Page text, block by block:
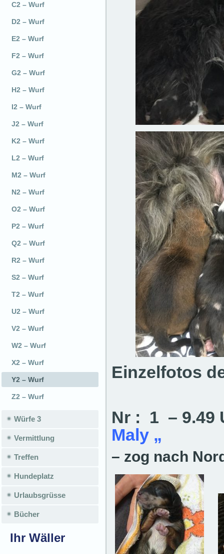
C2 – Wurf
D2 – Wurf
E2 – Wurf
F2 – Wurf
G2 – Wurf
H2 – Wurf
I2 – Wurf
J2 – Wurf
K2 – Wurf
L2 – Wurf
M2 – Wurf
N2 – Wurf
O2 – Wurf
P2 – Wurf
Q2 – Wurf
R2 – Wurf
S2 – Wurf
T2 – Wurf
U2 – Wurf
V2 – Wurf
W2 – Wurf
X2 – Wurf
Y2 – Wurf
Z2 – Wurf
Würfe 3
Vermittlung
Treffen
Hundeplatz
Urlaubsgrüsse
Bücher
Ihr Wäller
Einzelfotos
Nr : 1 – 9.49
Maly „
– zog nach